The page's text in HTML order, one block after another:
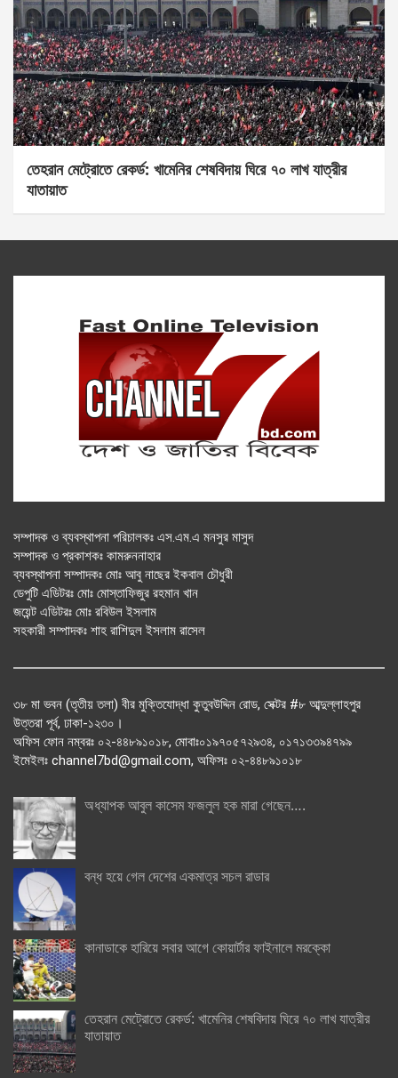
তেহরান মেট্রোতে রেকর্ড: খামেনির শেষবিদায় ঘিরে ৭০ লাখ যাত্রীর
যাতায়াত
সম্পাদক ও ব্যবস্থাপনা পরিচালকঃ এস.এম.এ মনসুর মাসুদ
সম্পাদক ও প্রকাশকঃ কামরুননাহার
ব্যবস্থাপনা সম্পাদকঃ মোঃ আবু নাছের ইকবাল চৌধুরী
ডেপুটি এডিটরঃ মোঃ মোস্তাফিজুর রহমান খান
জয়েন্ট এডিটরঃ মোঃ রবিউল ইসলাম
সহকারী সম্পাদকঃ শাহ রাশিদুল ইসলাম রাসেল
৩৮ মা ভবন (তৃতীয় তলা) বীর মুক্তিযোদ্ধা কুতুবউদ্দিন রোড, সেক্টর #৮ আব্দুল্লাহপুর
উত্তরা পূর্ব, ঢাকা-১২৩০।
অফিস ফোন নম্বরঃ ০২-৪৪৮৯১০১৮, মোবাঃ০১৯৭০৫৭২৯৩৪, ০১৭১৩৩৯৪৭৯৯
ইমেইলঃ channel7bd@gmail.com, অফিসঃ ০২-৪৪৮৯১০১৮
অধ্যাপক আবুল কাসেম ফজলুল হক মারা গেছেন….
বন্ধ হয়ে গেল দেশের একমাত্র সচল রাডার
কানাডাকে হারিয়ে সবার আগে কোয়ার্টার ফাইনালে মরক্কো
তেহরান মেট্রোতে রেকর্ড: খামেনির শেষবিদায় ঘিরে ৭০ লাখ যাত্রীর
যাতায়াত